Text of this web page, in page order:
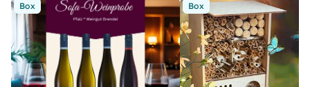
Box Box